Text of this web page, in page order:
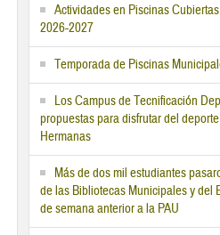
Actividades en Piscinas
2026-2027
Temporada de Piscinas
Los Campus de Tecnificación
propuestas para disfrutar del
Hermanas
Más de dos mil estudiantes
de las Bibliotecas Municipales y del
de semana anterior a la PAU